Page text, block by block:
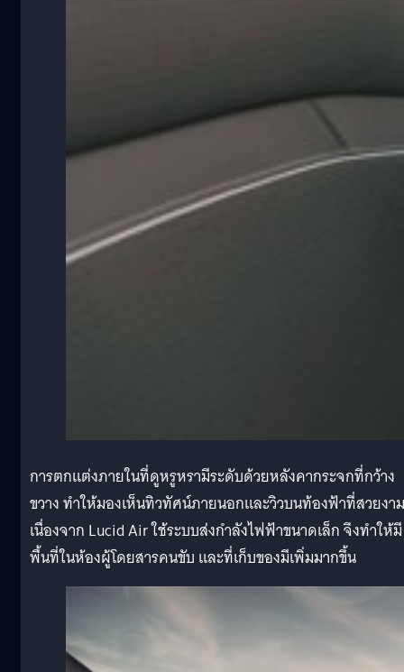
การตกแต่งภายในที่ดูหรูหรามีระดับด้วยหลังคากระจกที่กว้าง
ขวาง ทำให้มองเห็นทิวทัศน์ภายนอกและวิวบนท้องฟ้าที่สวยงาม
เนื่องจาก Lucid Air ใช้ระบบส่งกำลังไฟฟ้าขนาดเล็ก จึงทำให้มี
พื้นที่ในห้องผู้โดยสารคนขับ และที่เก็บของมีเพิ่มมากขึ้น